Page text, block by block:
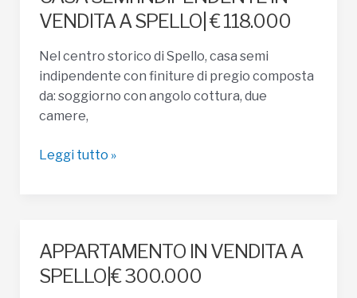
225.000
VENDITA A SPELLO| € 118.000
Nel centro storico di Spello, casa semi
indipendente con finiture di pregio composta
da: soggiorno con angolo cottura, due
camere,
CASA
A
SPELLO|
Leggi tutto »
APPARTAMENTO IN VENDITA A
SPELLO|€ 300.000